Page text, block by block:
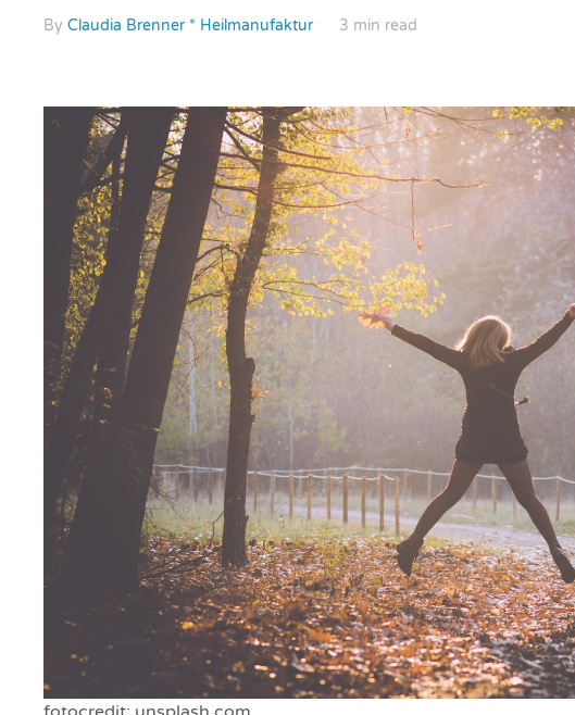
By Claudia Brenner * Heilmanufaktur 3 min read